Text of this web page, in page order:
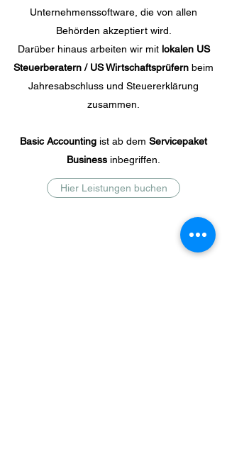
Hier Leistungen buchen
Unternehmenssoftware, die von allen
Behörden akzeptiert wird.
Darüber hinaus arbeiten wir mit lokalen US
Steuerberatern / US Wirtschaftsprüfern beim
Jahresabschluss und Steuererklärung
zusammen.
Basic Accounting ist ab dem Servicepaket
Business inbegriffen.